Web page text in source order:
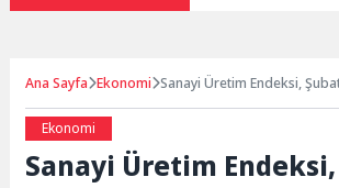
Ana Sayfa Ekonomi Sanayi Üretim Endeksi,
Ekonomi
Sanayi Üretim